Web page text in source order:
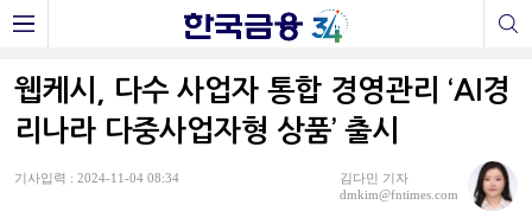
웹케시, 다수 사업자 통합 경영관리 ‘AI경
리나라 다중사업자형 상품’ 출시
기사입력 : 2024-11-04 08:34
김다민 기자
dmkim@fntimes.com